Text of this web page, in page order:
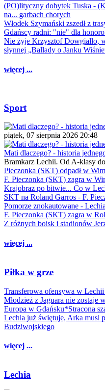
(PO)lityczny dobytek Tuska -
na... garbach chorych
Włodek Szymański zszedł z
Gdańscy radni: "nie" dla
Nie żyje Krzysztof Dowgiałło,
słynnej „Ballady o Janku
więcej ...
Sport
piątek, 07 sierpnia 2026 20:48
Mati dlaczego? - historia
Bramkarz Lechii. Od A-klasy
Pieczonka (SKT) odpadł w
F. Pieczonka (SKT) zagra w
Krajobraz po bitwie... Co w
SKT na Roland Garros - F.
Pomorze znokautowane -
F. Pieczonka (SKT) zagra w
Z różnych boisk i stadionów
więcej ...
Piłka w grze
Transferowa ofensywa w
Młodzież z Jaguara nie zostaje
Europa w Gdańsku*Stracona
Lechia już świętuje, Arka musi
Budziwojskiego
więcej ...
Lechia